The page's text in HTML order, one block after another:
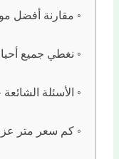
مقارنة أفضل
نغطي جميع
الأسئلة
كم سعر متر